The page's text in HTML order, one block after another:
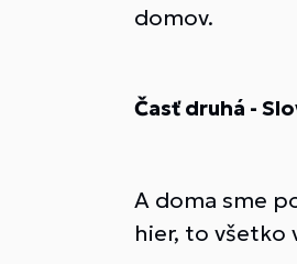
domov.
Časť druhá -
A doma sme
hier, to všetko